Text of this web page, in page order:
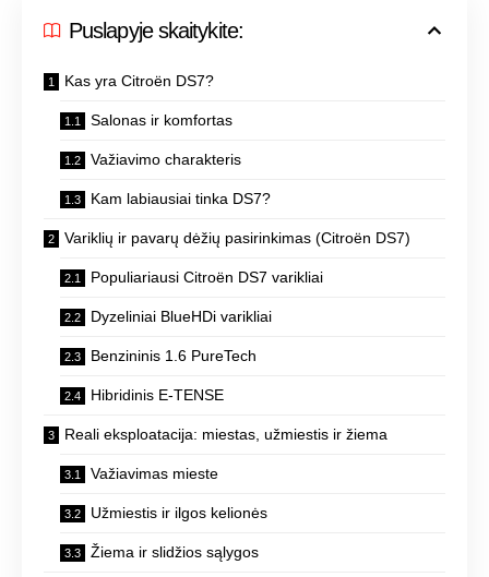
Puslapyje skaitykite:
Kas yra Citroën DS7?
Salonas ir komfortas
Važiavimo charakteris
Kam labiausiai tinka DS7?
Variklių ir pavarų dėžių pasirinkimas (Citroën DS7)
Populiariausi Citroën DS7 varikliai
Dyzeliniai BlueHDi varikliai
Benzininis 1.6 PureTech
Hibridinis E-TENSE
Reali eksploatacija: miestas, užmiestis ir žiema
Važiavimas mieste
Užmiestis ir ilgos kelionės
Žiema ir slidžios sąlygos